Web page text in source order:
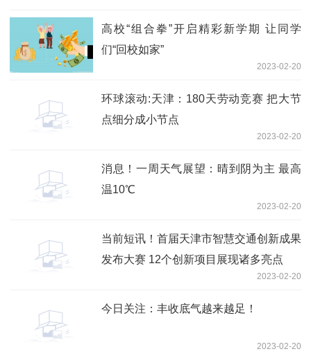
高校“组合拳”开启精彩新学期 让同学
们“回校如家”
2023-02-20
环球滚动:天津：180天劳动竞赛 把大节
点细分成小节点
2023-02-20
消息！一周天气展望：晴到阴为主 最高
温10℃
2023-02-20
当前短讯！首届天津市智慧交通创新成果
发布大赛 12个创新项目展现诸多亮点
2023-02-20
今日关注：丰收底气越来越足！
2023-02-20